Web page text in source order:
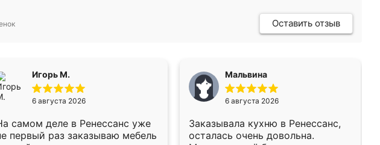
Оставить отзыв
Игорь М.
6 августа 2026
самом деле в Ренессанс уже
первый раз заказываю мебель
Мальвина
6 августа 2026
Заказывала кухню в Ренессанс,
осталась очень довольна.